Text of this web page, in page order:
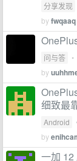
分享发现
byfwqaaq
问与答 •
by
细致最
Android
by
一加 12